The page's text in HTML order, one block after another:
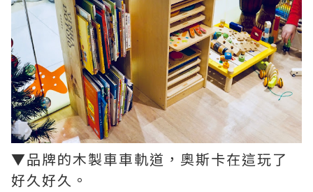
▼品牌的木製車車軌道，奧斯卡在這玩了
好久好久。